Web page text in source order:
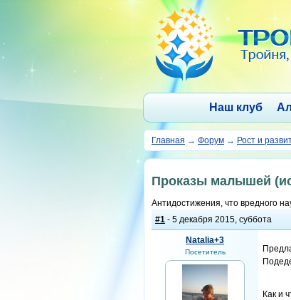
Наш клуб
Главная → Форум → Рост и
Проказы малышей
Антидостижения, что вредного
#1 - 5 декабря 2015, суббота
Natalia+3
Посетитель
Как и